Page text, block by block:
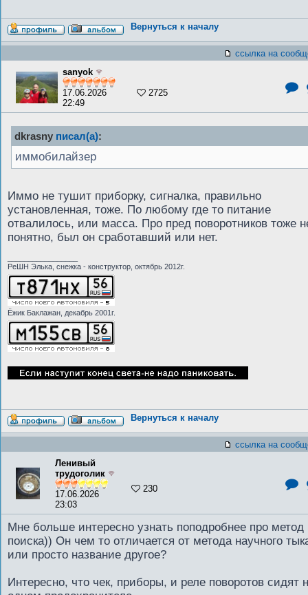
Вернуться к началу
ссылка на
sanyok
17.06.2026
22:49
2725
dkrasny писал(а):
иммобилайзер
Иммо не тушит приборку, сигналка, правильно
установленная, тоже. По любому где то питание
отвалилось, или масса. Про пред поворотников тоже
понятно, был он сработавший или нет.
РеШН Элька, снежка - конструктор, октябрь 2012г.
Ёжик Баклажан, декабрь 2001г.
Вернуться к началу
ссылка на
Ленивый
трудоголик
17.06.2026
23:03
230
Мне больше интересно узнать поподробнее про метод
поиска)) Он чем то отличается от метода научного
или просто название другое?
Интересно, что чек, приборы, и реле поворотов сидят